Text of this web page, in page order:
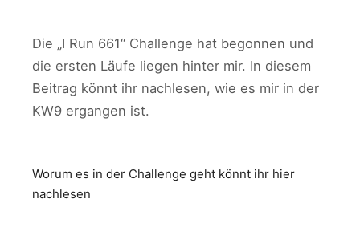
Die „I Run 661“ Challenge hat begonnen und
die ersten Läufe liegen hinter mir. In diesem
Beitrag könnt ihr nachlesen, wie es mir in der
KW9 ergangen ist.
Worum es in der Challenge geht könnt ihr hier
nachlesen